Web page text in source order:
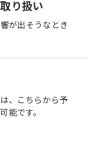
り扱い
が出そうなとき
、こちらから予
能です。